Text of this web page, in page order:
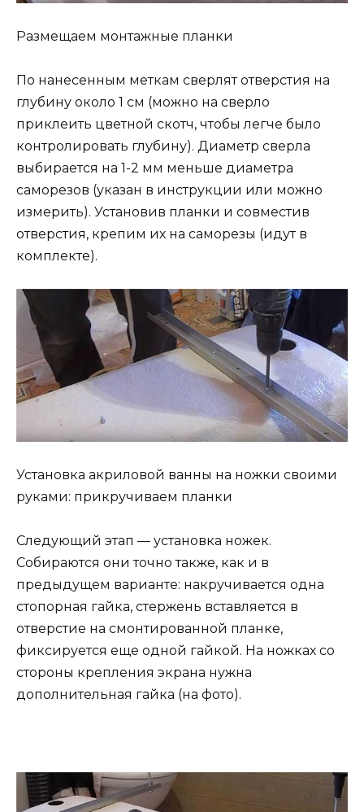
Размещаем монтажные планки
По нанесенным меткам сверлят отверстия на
глубину около 1 см (можно на сверло
приклеить цветной скотч, чтобы легче было
контролировать глубину). Диаметр сверла
выбирается на 1-2 мм меньше диаметра
саморезов (указан в инструкции или можно
измерить). Установив планки и совместив
отверстия, крепим их на саморезы (идут в
комплекте).
Установка акриловой ванны на ножки своими
руками: прикручиваем планки
Следующий этап — установка ножек.
Собираются они точно также, как и в
предыдущем варианте: накручивается одна
стопорная гайка, стержень вставляется в
отверстие на смонтированной планке,
фиксируется еще одной гайкой. На ножках со
стороны крепления экрана нужна
дополнительная гайка (на фото).